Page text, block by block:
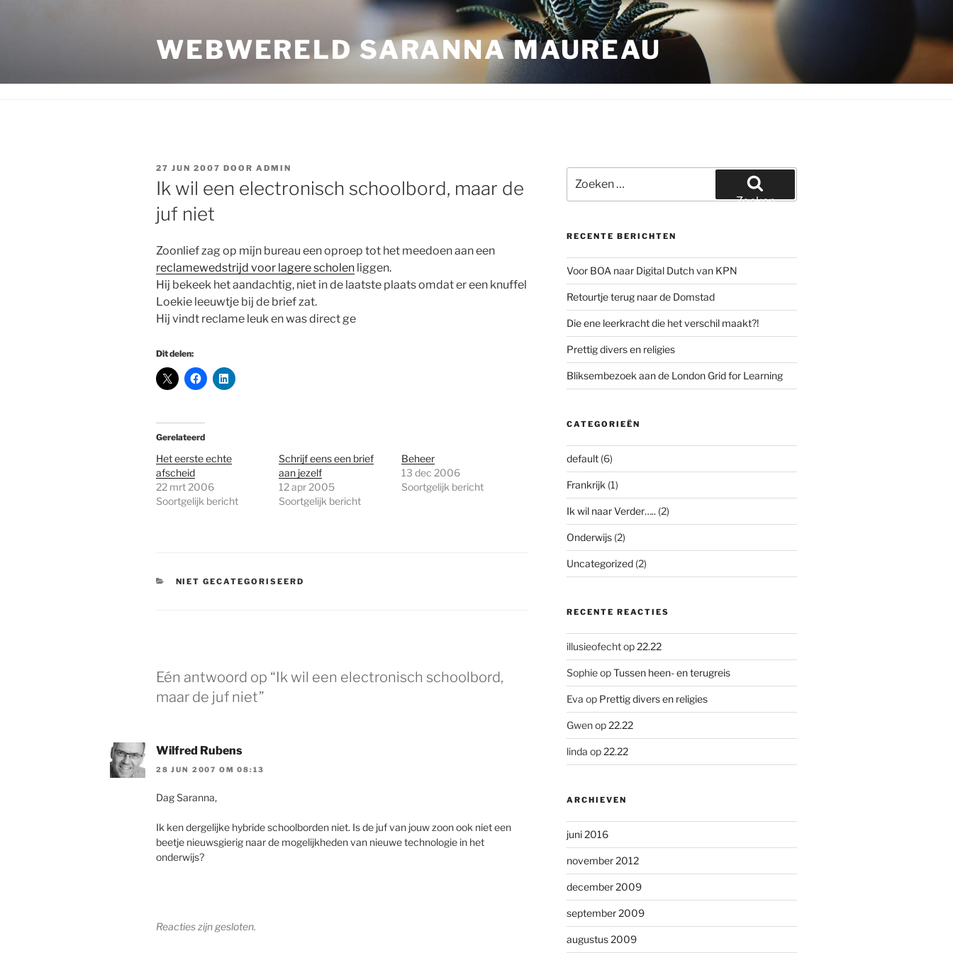
WEBWERELD SARANNA MAUREAU
GEPLAATST
OP
27 JUN 2007 DOOR ADMIN
Ik wil een electronisch schoolbord, maar de
juf niet
Zoonlief zag op mijn bureau een oproep tot het meedoen aan een
reclamewedstrijd voor lagere scholen liggen.
Hij bekeek het aandachtig, niet in de laatste plaats omdat er een knuffel
Loekie leeuwtje bij de brief zat.
Hij vindt reclame leuk en was direct ge
Dit delen:
Gerelateerd
Het eerste echte
afscheid
22 mrt 2006
Soortgelijk bericht
Schrijf eens een brief
aan jezelf
12 apr 2005
Soortgelijk bericht
Beheer
13 dec 2006
Soortgelijk bericht
CATEGORIEËN
NIET GECATEGORISEERD
Eén antwoord op “Ik wil een electronisch schoolbord,
maar de juf niet”
Wilfred Rubens
28 JUN 2007 OM 08:13
Dag Saranna,
Ik ken dergelijke hybride schoolborden niet. Is de juf van jouw zoon ook niet een
beetje nieuwsgierig naar de mogelijkheden van nieuwe technologie in het
onderwijs?
Reacties zijn gesloten.
naar:
Zoeken
RECENTE BERICHTEN
Voor BOA naar Digital Dutch van KPN
Retourtje terug naar de Domstad
Die ene leerkracht die het verschil maakt?!
Prettig divers en religies
Bliksembezoek aan de London Grid for Learning
CATEGORIEËN
default(6)
Frankrijk (1)
Ik wil naar Verder….. (2)
Onderwijs(2)
Uncategorized(2)
RECENTE REACTIES
illusieofechtop22.22
SophieopTussen heen- en terugreis
Eva op Prettig divers en religies
Gwenop22.22
linda op22.22
ARCHIEVEN
juni 2016
november 2012
december 2009
september 2009
augustus 2009